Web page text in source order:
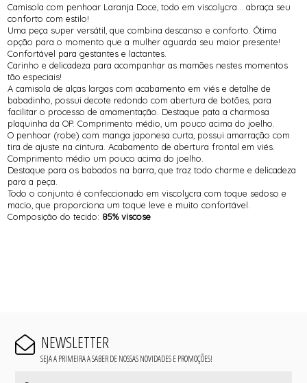
Camisola com penhoar Laranja Doce, todo em viscolycra... abraça seu
conforto com estilo!
Uma peça super versátil, que combina descanso e conforto. Ótima
opção para o momento que a mulher aguarda seu maior presente!
Confortável para gestantes e lactantes.
Carinho e delicadeza para acompanhar as mamães nestes momentos
tão especiais!
A camisola de alças largas com acabamento em viés e detalhe de
babadinho, possui decote redondo com abertura de botões, para
facilitar o processo de amamentação. Destaque pata a charmosa
plaquinha da OP. Comprimento médio, um pouco acima do joelho.
O penhoar (robe) com manga japonesa curta, possui amarração com
tira de ajuste na cintura. Acabamento de abertura frontal em viés.
Comprimento médio um pouco acima do joelho.
Destaque para os babados na barra, que traz todo charme e delicadeza
para a peça.
Todo o conjunto é confeccionado em viscolycra com toque sedoso e
macio, que proporciona um toque leve e muito confortável.
Composição do tecido: 85% viscose
NEWSLETTER
SEJA A PRIMEIRA A SABER DE NOSSAS NOVIDADES E PROMOÇÕES!